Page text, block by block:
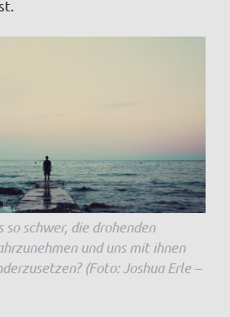
schwer, die drohenden
und uns mit ihnen
(Foto: Joshua Erle –